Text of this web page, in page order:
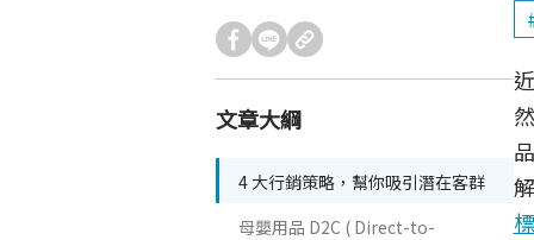
文章大綱
4 大行銷策略，幫你吸引潛在客群
母嬰用品 D2C ( Direct-to-